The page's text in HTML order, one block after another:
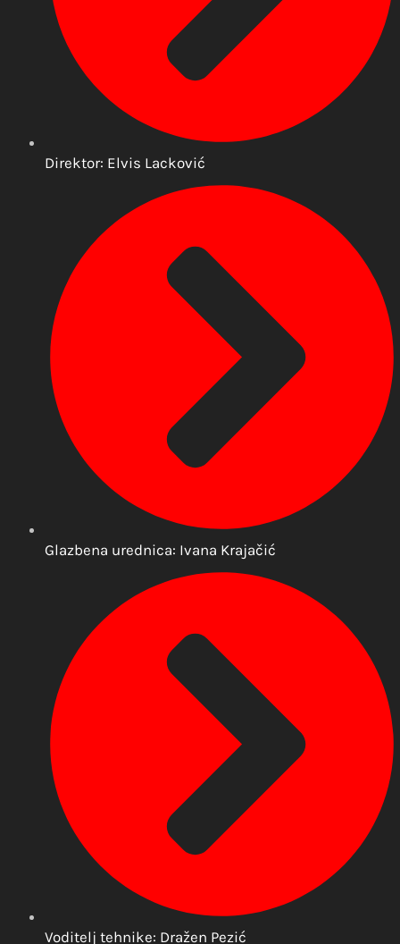
Direktor: Elvis Lacković
Glazbena urednica: Ivana Krajačić
Voditelj tehnike: Dražen Pezić